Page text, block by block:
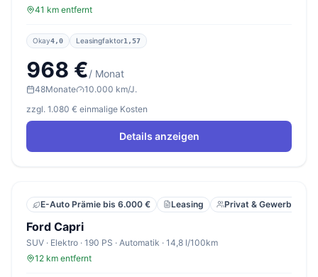
41 km entfernt
Okay4,0 Leasingfaktor1,57
968 €/ Monat
48Monate
10.000 km/J.
zzgl. 1.080 € einmalige Kosten
Details anzeigen
E-Auto Prämie bis 6.000 € Leasing Privat & Gewerbe
Ford Capri
SUV · Elektro · 190 PS · Automatik · 14,8 l/100km
12 km entfernt